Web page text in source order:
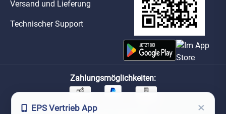
Versand und Lieferung
Technischer Support
Zahlungsmöglichkeiten:
Unsere Versandpartner:
EPS Vertrieb App ×